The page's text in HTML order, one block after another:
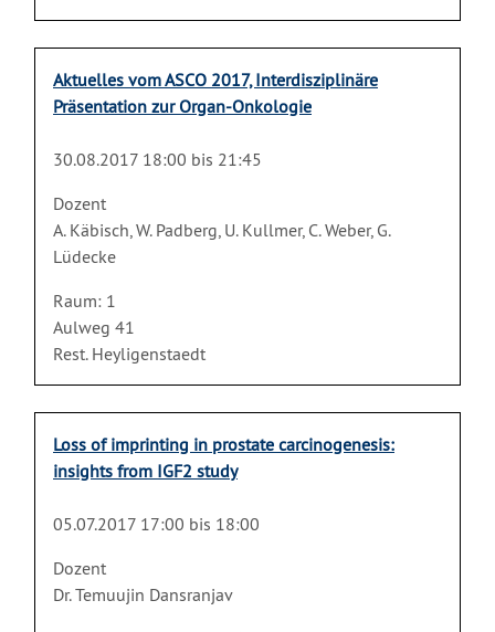
Aktuelles vom ASCO 2017, Interdisziplinäre
Präsentation zur Organ-Onkologie
30.08.2017 18:00 bis 21:45
Dozent
A. Käbisch, W. Padberg, U. Kullmer, C. Weber, G.
Lüdecke
Raum: 1
Aulweg 41
Rest. Heyligenstaedt
Loss of imprinting in prostate carcinogenesis:
insights from IGF2 study
05.07.2017 17:00 bis 18:00
Dozent
Dr. Temuujin Dansranjav